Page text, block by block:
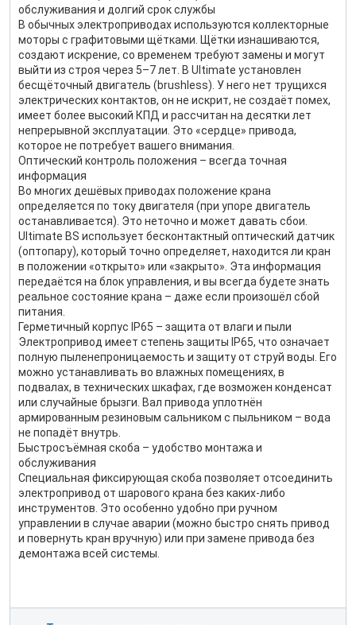
обслуживания и долгий срок службы
В обычных электроприводах используются коллекторные
моторы с графитовыми щётками. Щётки изнашиваются,
создают искрение, со временем требуют замены и могут
выйти из строя через 5–7 лет. В Ultimate установлен
бесщёточный двигатель (brushless). У него нет трущихся
электрических контактов, он не искрит, не создаёт помех,
имеет более высокий КПД и рассчитан на десятки лет
непрерывной эксплуатации. Это «сердце» привода,
которое не потребует вашего внимания.
Оптический контроль положения – всегда точная
информация
Во многих дешёвых приводах положение крана
определяется по току двигателя (при упоре двигатель
останавливается). Это неточно и может давать сбои.
Ultimate BS использует бесконтактный оптический датчик
(оптопару), который точно определяет, находится ли кран
в положении «открыто» или «закрыто». Эта информация
передаётся на блок управления, и вы всегда будете знать
реальное состояние крана – даже если произошёл сбой
питания.
Герметичный корпус IP65 – защита от влаги и пыли
Электропривод имеет степень защиты IP65, что означает
полную пыленепроницаемость и защиту от струй воды. Его
можно устанавливать во влажных помещениях, в
подвалах, в технических шкафах, где возможен конденсат
или случайные брызги. Вал привода уплотнён
армированным резиновым сальником с пыльником – вода
не попадёт внутрь.
Быстросъёмная скоба – удобство монтажа и
обслуживания
Специальная фиксирующая скоба позволяет отсоединить
электропривод от шарового крана без каких-либо
инструментов. Это особенно удобно при ручном
управлении в случае аварии (можно быстро снять привод
и повернуть кран вручную) или при замене привода без
демонтажа всей системы.